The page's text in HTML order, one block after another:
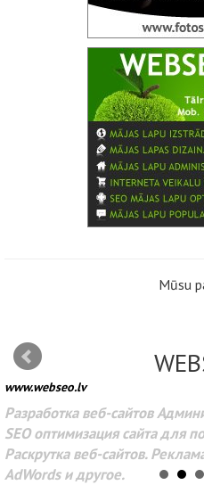
Mūsu
www.webseo.lv
Разработка веб-сайтов
SEO оптимизация сайта для
Раскрутка веб-сайтов.
AdWords и другое.